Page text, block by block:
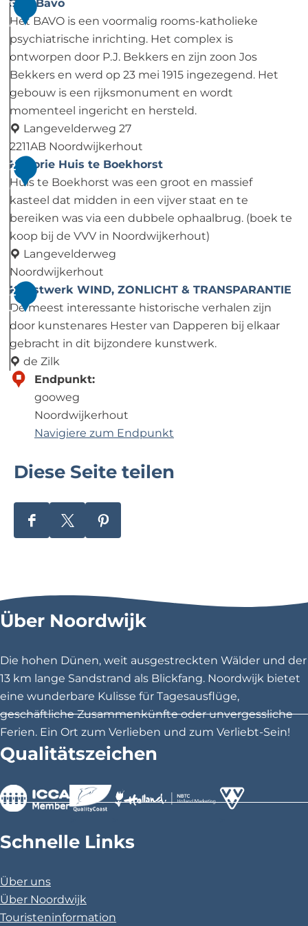
s
e
n
a
a
r
i
t
e
L
o
c
k
h
e
e
d
g
n
h
o
e
k
a
n
c
t
a
M
a
r
i
a
1
9
Sint Bavo
Het BAVO is een voormalig rooms-katholieke
psychiatrische inrichting. Het complex is
ontworpen door P.J. Bekkers en zijn zoon Jos
Bekkers en werd op 23 mei 1915 ingezegend. Het
gebouw is een rijksmonument en wordt
momenteel ingericht en hersteld.
Langevelderweg 27
2211AB Noordwijkerhout
S
i
n
t
B
a
v
o
2
0
Historie Huis te Boekhorst
Huis te Boekhorst was een groot en massief
kasteel dat midden in een vijver staat en te
bereiken was via een dubbele ophaalbrug. (boek te
koop bij de VVV in Noordwijkerhout)
Langevelderweg
Noordwijkerhout
H
i
s
t
o
r
B
h
o
s
t
2
1
Kunstwerk WIND, ZONLICHT & TRANSPARANTIE
De meest interessante historische verhalen zijn
door kunstenares Hester van Dapperen bij elkaar
gebracht in dit bijzondere kunstwerk.
de Zilk
K
w
W
,
Z
N
L
I
C
H
T
T
R
N
P
A
R
Endpunkt:
gooweg
Noordwijkerhout
Navigiere zum Endpunkt
Diese Seite teilen
D
e
S
t
t
l
n
f
a
c
e
D
e
S
t
e
l
n
u
f
D
e
S
e
e
l
n
a
f
t
Über Noordwijk
Die hohen Dünen, weit ausgestreckten Wälder und der
13 km lange Sandstrand als Blickfang. Noordwijk bietet
eine wunderbare Kulisse für Tagesausflüge,
geschäftliche Zusammenkünfte oder unvergessliche
Ferien. Ein Ort zum Verlieben und zum Verliebt-Sein!
Qualitätszeichen
Schnelle Links
Über uns
Über Noordwijk
Touristeninformation